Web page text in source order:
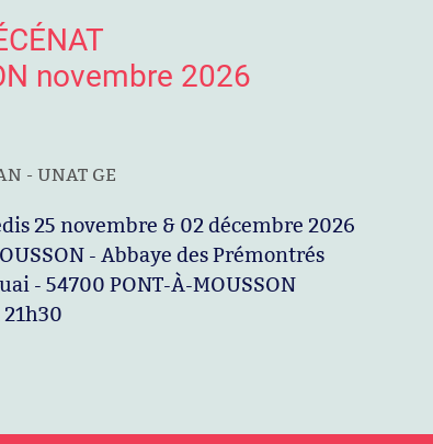
novembre 2026
- UNAT GE
25 novembre & 02 décembre 2026
- Abbaye des Prémontrés
- 54700 PONT-À-MOUSSON